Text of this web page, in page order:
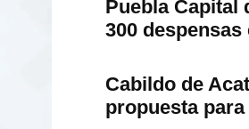
Puebla Capital
300
Cabildo de
propuesta